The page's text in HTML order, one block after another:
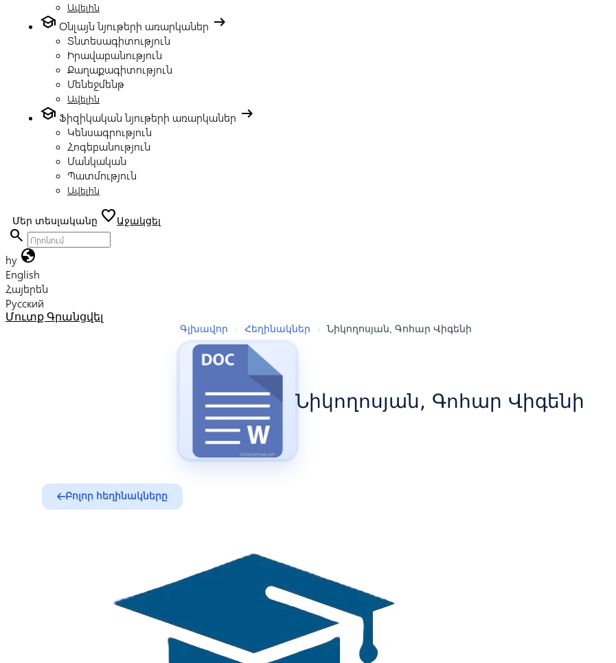
Ավելին
school Օնլայն նյութերի առարկաներ arrow_right_alt
Տնտեսագիտություն
Իրավաբանություն
Քաղաքագիտություն
Մենեջմենթ
Ավելին
school Ֆիզիկական նյութերի առարկաներ arrow_right_alt
Կենսագրություն
Հոգեբանություն
Մանկական
Պատմություն
Ավելին
Մեր տեսլականը favoriteԱջակցել
search
hy globe
English
Հայերեն
Русский
Մուտք Գրանցվել
Գլխավոր › Հեղինակներ › Նիկողոսյան, Գոհար Վիգենի
Նիկողոսյան, Գոհար Վիգենի
Բոլոր հեղինակները